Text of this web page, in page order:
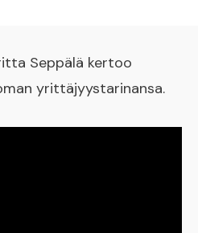
Seppälä kertoo
yrittäjyystarinansa.